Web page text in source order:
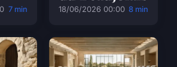
7 min 18/06/2026 00:00 8 min